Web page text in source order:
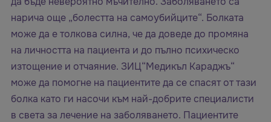
нарича още „болестта на самоубийците“. Болката
може да е толкова силна, че да доведе до промяна
на личността на пациента и до пълно психическо
изтощение и отчаяние. ЗИЦ“Медикъл Караджъ“
може да помогне на пациентите да се спасят от тази
болка като ги насочи към най-добрите специалисти
в света за лечение на заболяването. Пациентите